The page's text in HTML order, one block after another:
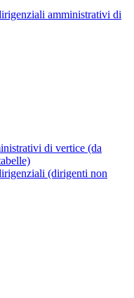
amministrativi di
di vertice (da
(dirigenti non